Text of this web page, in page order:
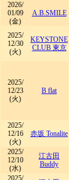
2026/
01/09
(金)
A.B.SMILE
2025/
12/30
(火)
KEYSTONE
CLUB 東京
2025/
12/23
(火)
B flat
2025/
12/16
(火)
赤坂 Tonalite
2025/
12/10
(水)
江古田
Buddy